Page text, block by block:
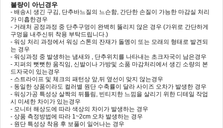
불량이 아닌경우
- 배송시 생긴 구김, 단추바느질의 느슨함, 간단한 손질이 가능한 마감실 처리
가 미흡한경우
- 거래처 공정과정 중 단추구멍이 완벽히 뚫리지 않은 경우 (가위로 간단하게
구멍을 내주신뒤 착용 부탁드립니다.)
- 워싱 처리 과정에서 워싱 스톤의 잔재가 돌멩이 또는 모래의 형태로 발견되
는 경우
- 워싱과정 중 발생하는 냄새와 , 단추위치를 나타내는 초크자국이 남은경우
- 지퍼의 뻣뻣한 움직임, 신발이나 가방및 소품 마감처리에서 생긴 소량의 본
드자국이 있는경우
- 스트라이프 및 체크의 패턴상 앞,뒤 옆선이 맞지 않는경우
- 동일한 상품이라도 컬러별 원단 수축률이 달라 사이즈 오차가 발생한 경우
- 워싱가공 특성상 살짝의 뒤틀림, 빈티지한 느낌을 살리기 위한 디테일 작업
시 미세한 차이가 있는경우
- 모니터 해상도에 따라 색상의 차이가 발생하는 경우
- 상품 측정방법에 따라 1~2cm 오차 발생하는 경우
- 원단 특성상 착용 후 보풀이 일어나는 경우